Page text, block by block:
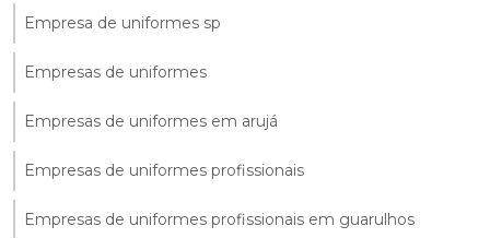
Empresa de uniformes sp
Empresas de uniformes
Empresas de uniformes em arujá
Empresas de uniformes profissionais
Empresas de uniformes profissionais em guarulhos